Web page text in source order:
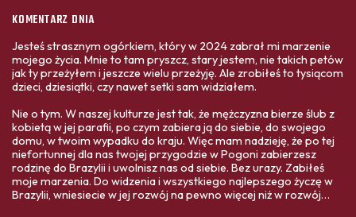
KOMENTARZ DNIA
Jesteś strasznym ogórkiem, który w 2024 zabrał mi marzenie
mojego życia. Mnie to tam pryszcz, stary jestem, nie takich petów
jak ty przeżyłem i jeszcze wielu przeżyję. Ale zrobiłeś to tysiącom
dzieci, dziesiątki, czy nawet setki sam widziałem.
Nie o tym. W naszej kulturze jest tak, że mężczyzna bierze ślub z
kobietą w jej parafii, po czym zabiera ją do siebie, do swojego
domu, w twoim wypadku do kraju. Więc mam nadzieję, że po tej
niefortunnej dla nas twojej przygodzie w Pogoni zabierzesz
rodzinę do Brazylii i uwolnisz nas od siebie. Bez urazy. Zabiłeś
moje marzenia. Do widzenia i wszystkiego najlepszego życzę w
Brazylii, wniesiecie w jej rozwój na pewno więcej niż w rozwój